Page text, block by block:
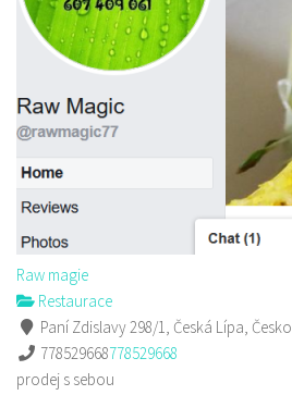
Raw magie
Restaurace
Paní Zdislavy 298/1, Česká Lípa, Česko
778529668778529668
prodej s sebou